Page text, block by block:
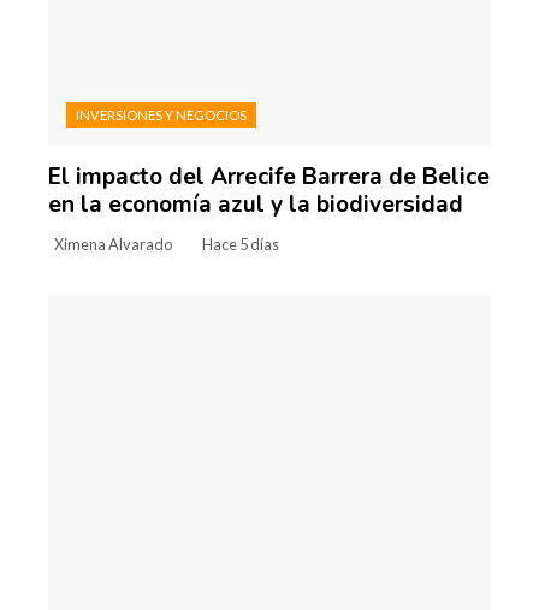
INVERSIONES Y NEGOCIOS
El impacto del Arrecife Barrera de Belice
en la economía azul y la biodiversidad
Ximena Alvarado Hace 5 días